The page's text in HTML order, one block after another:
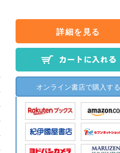
詳細を見る
オンライン書店で購入する